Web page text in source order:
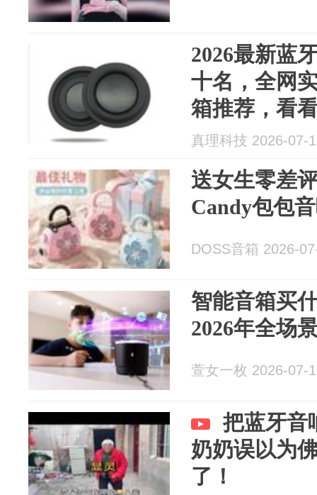
2026最新蓝
十名，全网
箱推荐，看
真理科技 2026-07-
送女生零差
Candy包包
DOSS音箱 2026-
智能音箱买
2026年全场
萱女一枚 2026-07-
把蓝牙音
奶奶误以为
了！